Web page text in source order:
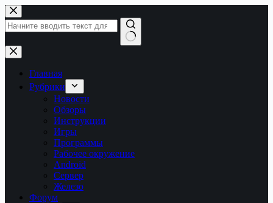
Перейти
к
сути
Ничего
не
найденоГлавная
Рубрики
Новости
Обзоры
Инструкции
Игры
Программы
Рабочее окружение
Android
Сервер
Железо
Форум